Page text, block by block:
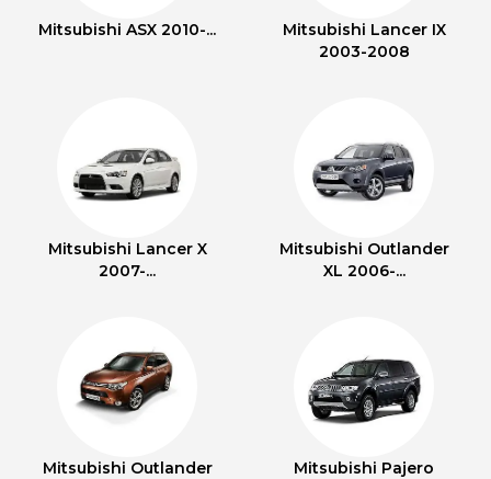
Mitsubishi ASX 2010-...
Mitsubishi Lancer IX
2003-2008
Mitsubishi Lancer X
2007-...
Mitsubishi Outlander
XL 2006-...
Mitsubishi Outlander
Mitsubishi Pajero